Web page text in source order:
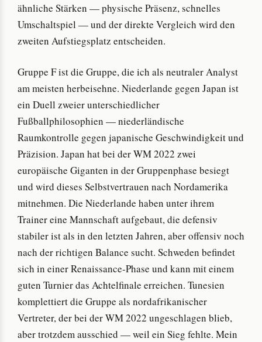
ähnliche Stärken — physische Präsenz, schnelles
Umschaltspiel — und der direkte Vergleich wird den
zweiten Aufstiegsplatz entscheiden.
Gruppe F ist die Gruppe, die ich als neutraler Analyst
am meisten herbeisehne. Niederlande gegen Japan ist
ein Duell zweier unterschiedlicher
Fußballphilosophien — niederländische
Raumkontrolle gegen japanische Geschwindigkeit und
Präzision. Japan hat bei der WM 2022 zwei
europäische Giganten in der Gruppenphase besiegt
und wird dieses Selbstvertrauen nach Nordamerika
mitnehmen. Die Niederlande haben unter ihrem
Trainer eine Mannschaft aufgebaut, die defensiv
stabiler ist als in den letzten Jahren, aber offensiv noch
nach der richtigen Balance sucht. Schweden befindet
sich in einer Renaissance-Phase und kann mit einem
guten Turnier das Achtelfinale erreichen. Tunesien
komplettiert die Gruppe als nordafrikanischer
Vertreter, der bei der WM 2022 ungeschlagen blieb,
aber trotzdem ausschied — weil ein Sieg fehlte. Mein